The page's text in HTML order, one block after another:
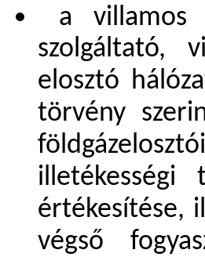
a villamos
szolgáltató,
elosztó
törvény
értékesítése,
végső